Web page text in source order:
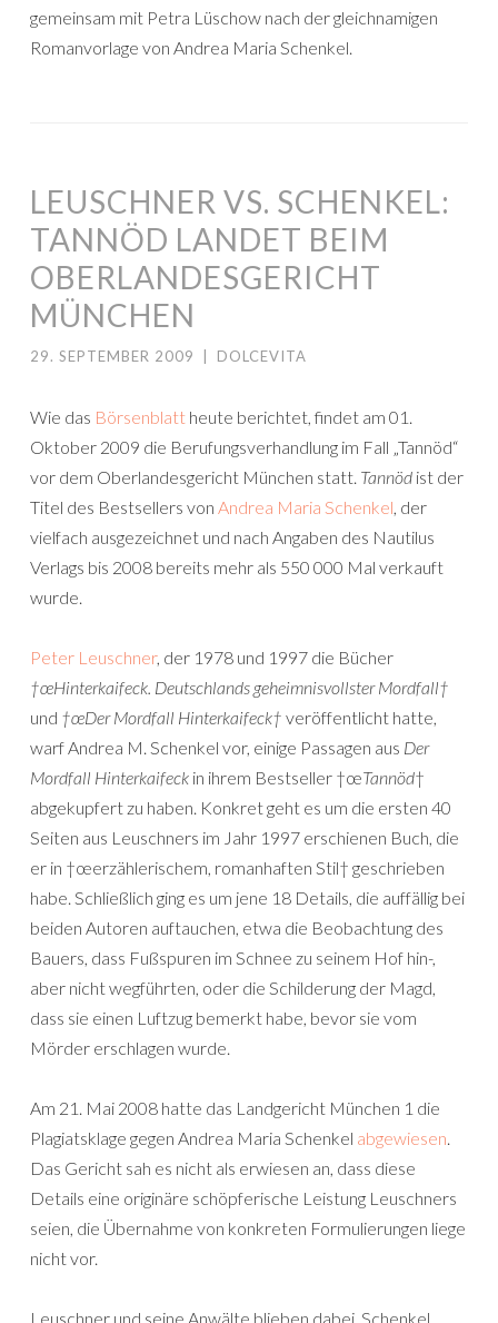
gemeinsam mit Petra Lüschow nach der gleichnamigen
Romanvorlage von Andrea Maria Schenkel.
LEUSCHNER VS. SCHENKEL:
TANNÖD LANDET BEIM
OBERLANDESGERICHT
MÜNCHEN
29. SEPTEMBER 2009 DOLCEVITA
Wie das Börsenblatt heute berichtet, findet am 01.
Oktober 2009 die Berufungsverhandlung im Fall „Tannöd“
vor dem Oberlandesgericht München statt. Tannöd ist der
Titel des Bestsellers von Andrea Maria Schenkel, der
vielfach ausgezeichnet und nach Angaben des Nautilus
Verlags bis 2008 bereits mehr als 550 000 Mal verkauft
wurde.
Peter Leuschner, der 1978 und 1997 die Bücher
†œHinterkaifeck. Deutschlands geheimnisvollster Mordfall†
und †œDer Mordfall Hinterkaifeck† veröffentlicht hatte,
warf Andrea M. Schenkel vor, einige Passagen aus Der
Mordfall Hinterkaifeck in ihrem Bestseller †œTannöd†
abgekupfert zu haben. Konkret geht es um die ersten 40
Seiten aus Leuschners im Jahr 1997 erschienen Buch, die
er in †œerzählerischem, romanhaften Stil† geschrieben
habe. Schließlich ging es um jene 18 Details, die auffällig bei
beiden Autoren auftauchen, etwa die Beobachtung des
Bauers, dass Fußspuren im Schnee zu seinem Hof hin-,
aber nicht wegführten, oder die Schilderung der Magd,
dass sie einen Luftzug bemerkt habe, bevor sie vom
Mörder erschlagen wurde.
Am 21. Mai 2008 hatte das Landgericht München 1 die
Plagiatsklage gegen Andrea Maria Schenkel abgewiesen.
Das Gericht sah es nicht als erwiesen an, dass diese
Details eine originäre schöpferische Leistung Leuschners
seien, die Übernahme von konkreten Formulierungen liege
nicht vor.
Leuschner und seine Anwälte blieben dabei, Schenkel